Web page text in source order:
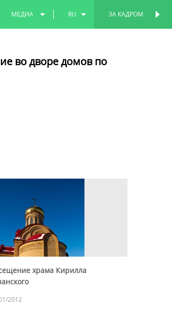
ЗА КАДРОМ
МЕДИА RU
во дворе домов по
храма Кирилла
2012
ПЕРСОНАЛЬНАЯ